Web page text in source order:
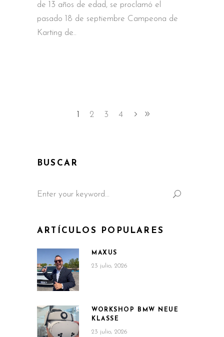
de 13 años de edad, se proclamó el
pasado 18 de septiembre Campeona de
Karting de
2 3 4
BUSCAR
for:
ARTÍCULOS POPULARES
MAXUS
23 julio, 2026
WORKSHOP BMW NEUE
KLASSE
23 julio, 2026